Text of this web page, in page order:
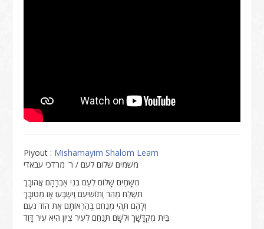
Piyout : Mishamayim Shalom Leam
משמים שלום לעם / ר' מרדכי עבאדי
מִשָּׁמַיִם שָׁלוֹם לְעַם בְּנֵי אַבְרָהָם אֲהוּבָךְ
תִּשְׁלַח מַהֵר וְתוֹשִׁיעֵם וְיִשְׂבְּעוּ אָז מִטּוּבָךְ
וְלָהֶם תְּהִי מְנַחֵם בְּהַרְאוֹתָם אֶת הוֹד נֹעַם
בֵּית מִקְדָּשָׁךְ וּלְשָׁם תַּנְחֵם לְעִיר צִיּוֹן הִיא עִיר דָּוִד